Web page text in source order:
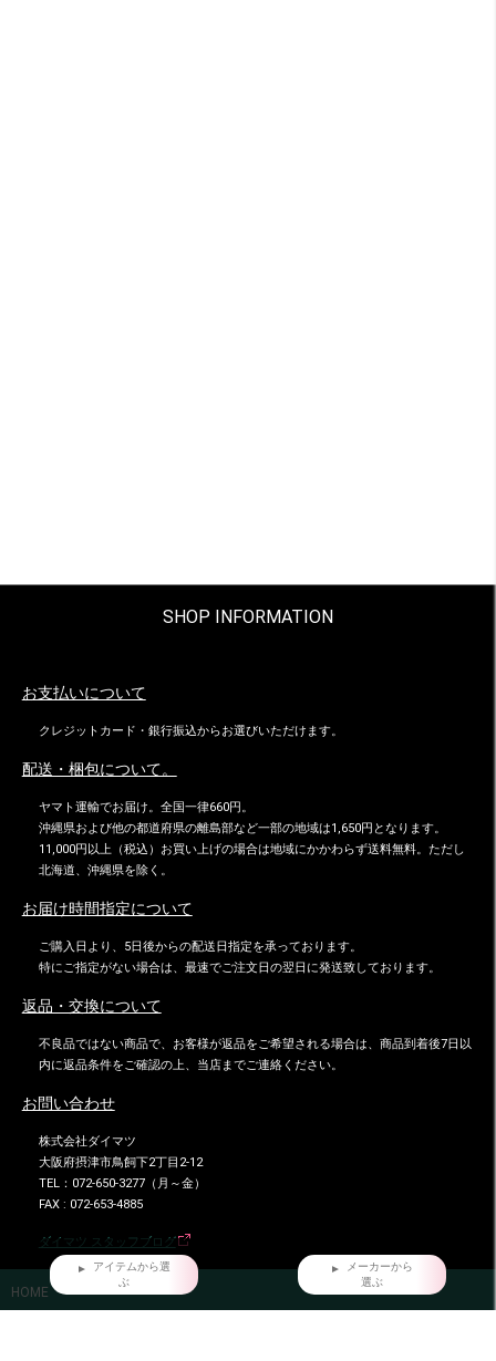
SHOP INFORMATION
お支払いについて
クレジットカード・銀行振込からお選びいただけます。
配送・梱包について。
ヤマト運輸でお届け。全国一律660円。
沖縄県および他の都道府県の離島部など一部の地域は1,650円となります。
11,000円以上（税込）お買い上げの場合は地域にかかわらず送料無料。ただし
北海道、沖縄県を除く。
お届け時間指定について
ご購入日より、5日後からの配送日指定を承っております。
特にご指定がない場合は、最速でご注文日の翌日に発送致しております。
返品・交換について
不良品ではない商品で、お客様が返品をご希望される場合は、商品到着後7日以
内に返品条件をご確認の上、当店までご連絡ください。
お問い合わせ
株式会社ダイマツ
大阪府摂津市鳥飼下2丁目2-12
TEL：072-650-3277（月～金）
FAX : 072-653-4885
ダイマツ スタッフブログ
HOME
アイテムから選
ぶ
メーカーから
選ぶ